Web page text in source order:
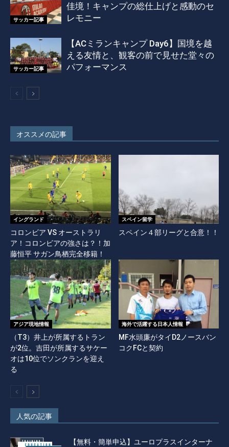
サッカー記事
佳境！キャンプの総仕上げと感動のセ
レモニー
サッカー記事
【ACミランキャンプ Day6】国境を越
える友情と、観客の前で見せた堂々の
パフォーマンス
オススメの記事
イングランド
コロンビア VS オーストラリ
ア！コロンビアの強さは？！加
藤恒平 サガン鳥栖完全移籍！
スペイン留学
スペイン４部リーグと合意！！
アジア現地情報
（T3）井上が所属するトラン
が2位。吉田が所属するサケー
オは10位でソンクランを迎え
る
海外で活躍する日本人情報
MF水頭廉がタイD2ノースバン
コクFCと契約
人気の記事
【無料・簡単申込】ユーロプラスインターナ